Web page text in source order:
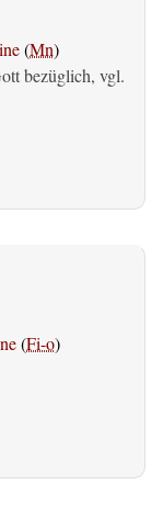
(Mn)
bezüglich, vgl.
(Fi-o)